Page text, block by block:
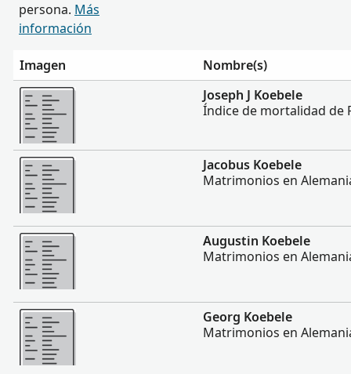
persona. Más
información
Imagen
Nombre(s)
Más
Joseph J Koebele
Índice de mortalidad de
Más
Jacobus Koebele
Matrimonios en
Más
Augustin Koebele
Matrimonios en
Más
Georg Koebele
Matrimonios en